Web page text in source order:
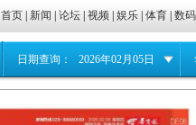
首页 |新闻 |论坛 |视频 |娱乐 |体育 |数码
日期查询： 2026年02月05日